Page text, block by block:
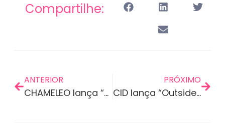
Compartilhe:
ANTERIOR
CHAMELEO lança “Volto Logo” e traduz o sentimento de quem…
PRÓXIMO
CID lança “Outside”, faixa Tech-House sombria de pista